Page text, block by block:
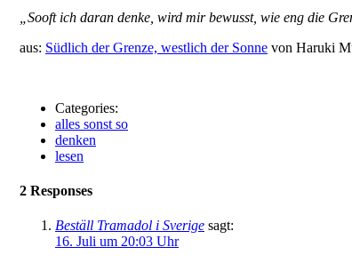
„Sooft ich daran denke, wird mir bewusst, wie eng die
aus: Südlich der Grenze, westlich der Sonne von Haruki
Categories:
alles sonst so
denken
lesen
2 Responses
Beställ Tramadol i Sverige sagt:
16. Juli um 20:03 Uhr